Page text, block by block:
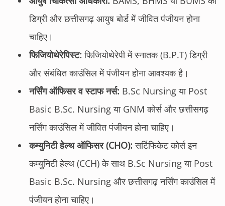
डिग्री और छत्तीसगढ़ आयुष बोर्ड में जीवित पंजीयन होना
चाहिए।
फिजियोथेरेपिस्ट: फिजियोथेरेपी में स्नातक (B.P.T) डिग्री
और संबंधित काउंसिल में पंजीयन होना आवश्यक है।
नर्सिंग ऑफिसर व स्टाफ नर्स: B.Sc Nursing या Post
Basic B.Sc. Nursing या GNM कोर्स और छत्तीसगढ़
नर्सिंग काउंसिल में जीवित पंजीयन होना चाहिए।
कम्युनिटी हेल्थ ऑफिसर (CHO): सर्टिफिकेट कोर्स इन
कम्युनिटी हेल्थ (CCH) के साथ B.Sc Nursing या Post
Basic B.Sc. Nursing और छत्तीसगढ़ नर्सिंग काउंसिल में
पंजीयन होना चाहिए।